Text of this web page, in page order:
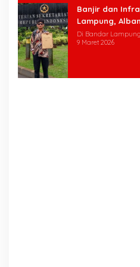
Banjir dan
Lampung,
Kelola
Di Bandar
9 Maret 2026